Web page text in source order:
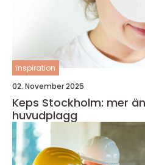
inspiration
02. November 2025
Keps Stockholm: mer
huvudplagg